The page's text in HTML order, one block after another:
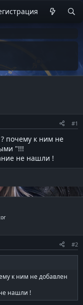
#1
почему к ним не
"!!!
не нашли !
#2
к ним не добавлен
нашли !